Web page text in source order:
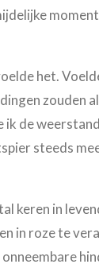
het.
zouden
de
steeds
keren in
in roze te